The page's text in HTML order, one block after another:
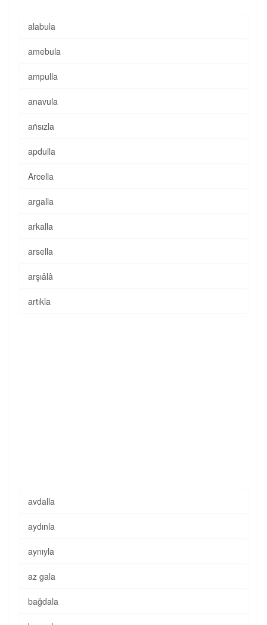
alabula
amebula
ampulla
anavula
añsızla
apdulla
Arcella
argalla
arkalla
arsella
arşıâlâ
artıkla
avdalla
aydınla
aynıyla
az gala
bağdala